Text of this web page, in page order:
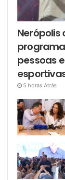
Nerópolis
pessoas
5 horas Atrás